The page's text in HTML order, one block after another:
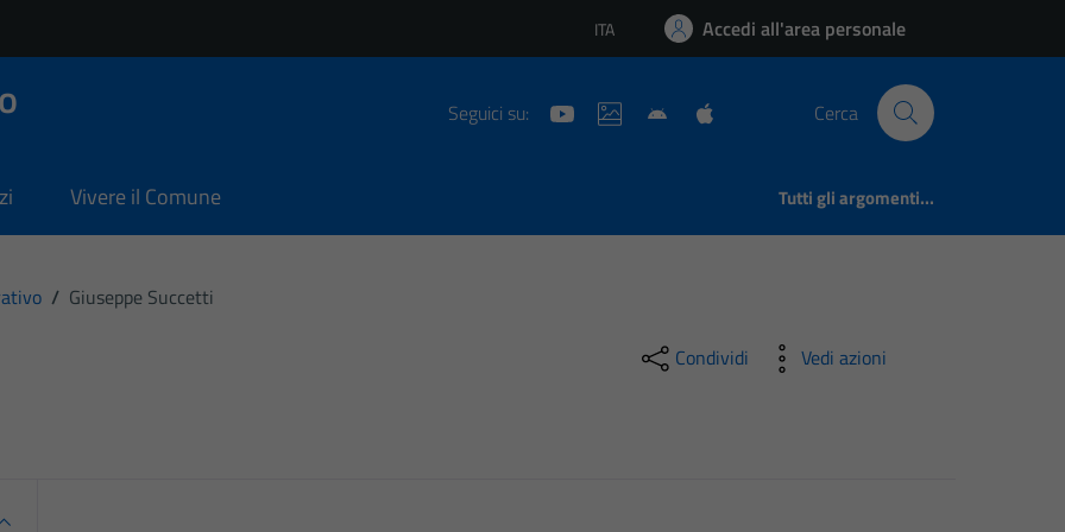
Lingua attiva:
ITA Accedi all'area personale
Seguici su: Cerca
Vivere il Comune Tutti gli argomenti...
/ Giuseppe Succetti
Condividi Vedi azioni